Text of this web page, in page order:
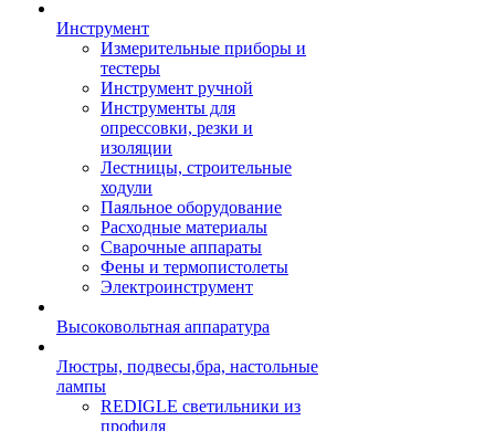
Инструмент
Измерительные приборы и
тестеры
Инструмент ручной
Инструменты для
опрессовки, резки и
изоляции
Лестницы, строительные
ходули
Паяльное оборудование
Расходные материалы
Сварочные аппараты
Фены и термопистолеты
Электроинструмент
Высоковольтная аппаратура
Люстры, подвесы,бра, настольные
лампы
REDIGLE светильники из
профиля